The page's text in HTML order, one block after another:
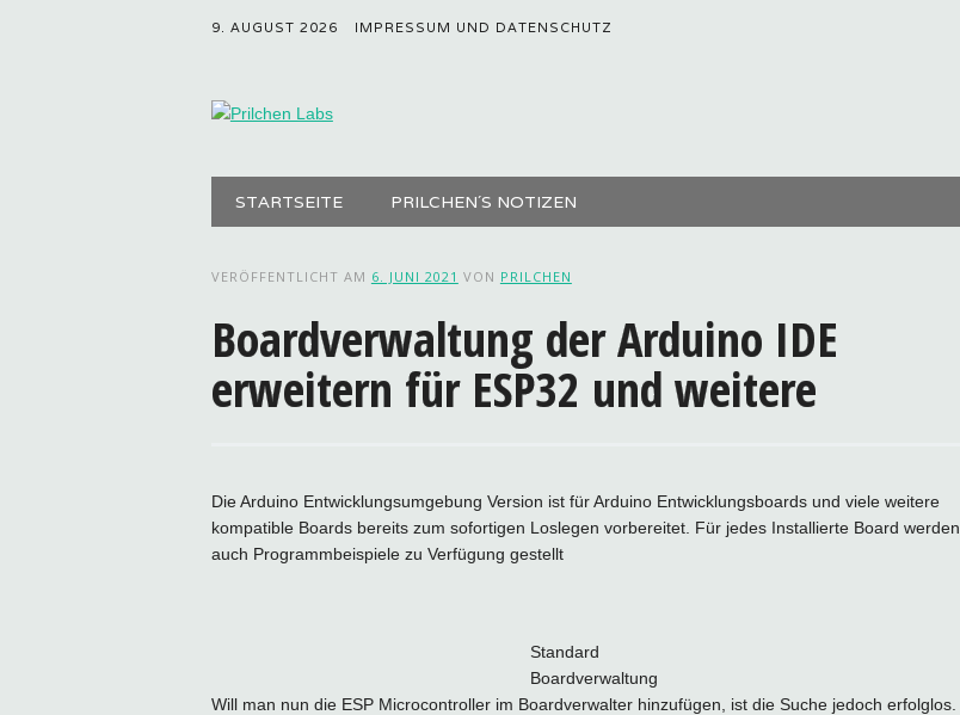
9. AUGUST 2026 IMPRESSUM UND DATENSCHUTZ
Hauptmenü
STARTSEITE PRILCHEN´S NOTIZEN
VERÖFFENTLICHT AM 6. JUNI 2021 VON PRILCHEN
Boardverwaltung der Arduino IDE
erweitern für ESP32 und weitere
Die Arduino Entwicklungsumgebung Version ist für Arduino Entwicklungsboards und viele weitere
kompatible Boards bereits zum sofortigen Loslegen vorbereitet. Für jedes Installierte Board werden
auch Programmbeispiele zu Verfügung gestellt
Standard
Boardverwaltung
Will man nun die ESP Microcontroller im Boardverwalter hinzufügen, ist die Suche jedoch erfolglos.